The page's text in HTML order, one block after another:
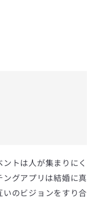
トは人が集まりにく
グアプリは結婚に真
のビジョンをすり合